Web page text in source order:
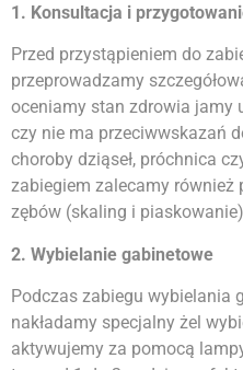
1. Konsultacja i
Przed przystąpieniem do
przeprowadzamy
oceniamy stan zdrowia jamy
czy nie ma przeciwwskazań
choroby dziąseł, próchnica
zabiegiem zalecamy również
zębów (skaling i
2. Wybielanie gabinetowe
Podczas zabiegu wybielania
nakładamy specjalny żel
aktywujemy za pomocą